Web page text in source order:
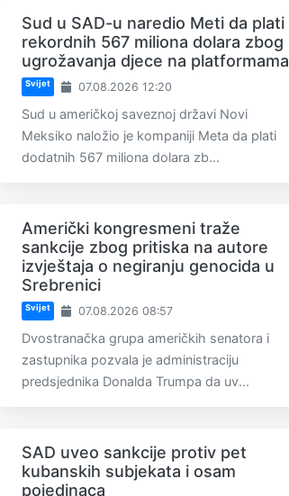
Sud u SAD-u naredio Meti da plati
rekordnih 567 miliona dolara zbog
ugrožavanja djece na platformama
Svijet 07.08.2026 12:20
Sud u američkoj saveznoj državi Novi
Meksiko naložio je kompaniji Meta da plati
dodatnih 567 miliona dolara zb...
Američki kongresmeni traže
sankcije zbog pritiska na autore
izvještaja o negiranju genocida u
Srebrenici
Svijet 07.08.2026 08:57
Dvostranačka grupa američkih senatora i
zastupnika pozvala je administraciju
predsjednika Donalda Trumpa da uv...
SAD uveo sankcije protiv pet
kubanskih subjekata i osam
pojedinaca